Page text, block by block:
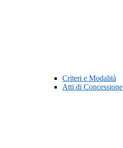
Criteri e Modalità
Atti di Concessione